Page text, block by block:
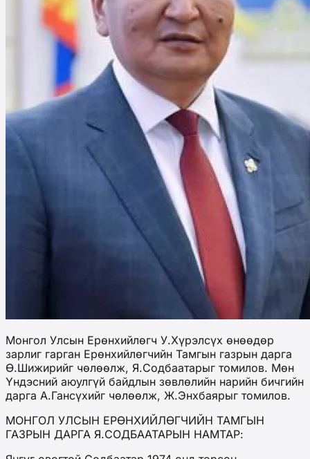
Монгол Улсын Ерөнхийлөгч У.Хүрэлсүх өнөөдөр
зарлиг гарган Ерөнхийлөгчийн Тамгын газрын дарга
Ө.Шижирийг чөлөөлж, Я.Содбаатарыг томилов. Мөн
Үндэсний аюулгүй байдлын зөвлөлийн нарийн бичгийн
дарга А.Гансүхийг чөлөөлж, Ж.Энхбаярыг томилов.
МОНГОЛ УЛСЫН ЕРӨНХИЙЛӨГЧИЙН ТАМГЫН
ГАЗРЫН ДАРГА Я.СОДБААТАРЫН НАМТАР: